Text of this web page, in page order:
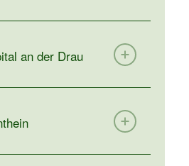
an der Drau